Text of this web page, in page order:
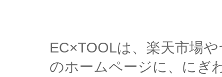
EC×TOOLは、楽天市場
のホームページに、にぎ